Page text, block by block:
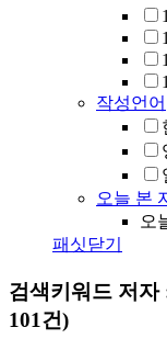
작성언어
오늘 본
오
패싯닫기
검색키워드 저자
101건)